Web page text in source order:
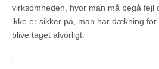
virksomheden, hvor man må begå fejl
ikke er sikker på, man har dækning
blive taget alvorligt.